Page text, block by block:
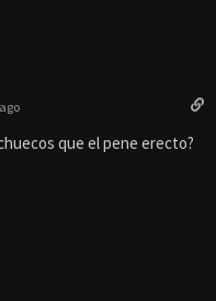
que el pene erecto?